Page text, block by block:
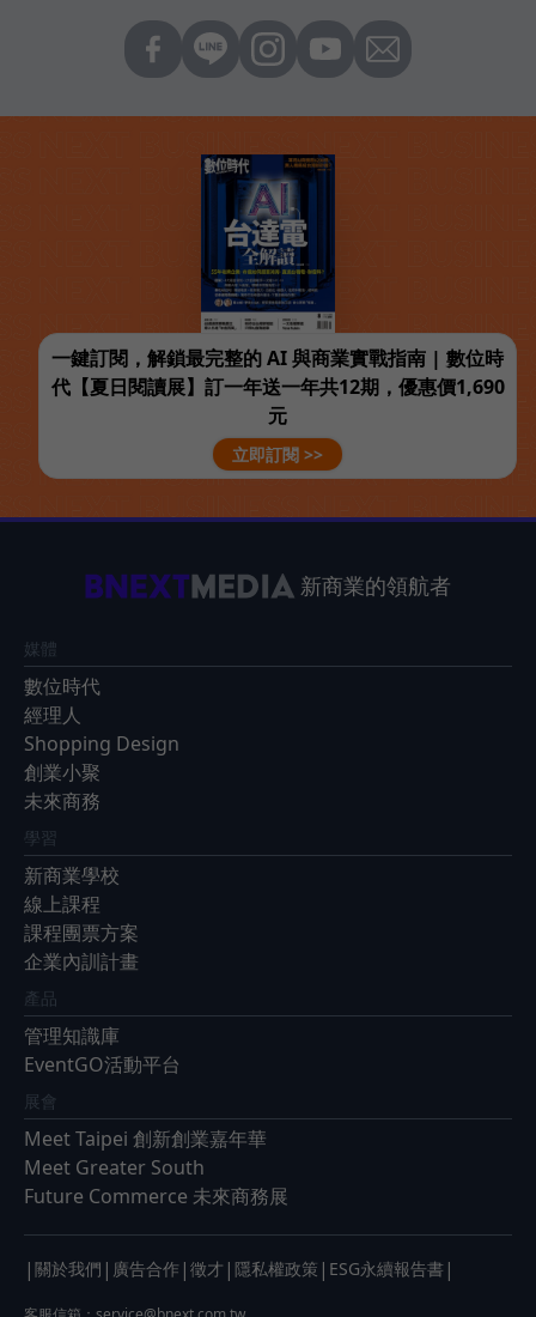
一鍵訂閱，解鎖最完整的 AI 與商業實戰指南 | 數位時
代【夏日閱讀展】訂一年送一年共12期，優惠價1,690
元
立即訂閱 >>
新商業的領航者
媒體
數位時代
經理人
Shopping Design
創業小聚
未來商務
學習
新商業學校
線上課程
課程團票方案
企業內訓計畫
產品
管理知識庫
EventGO活動平台
展會
Meet Taipei 創新創業嘉年華
Meet Greater South
Future Commerce 未來商務展
| 關於我們 | 廣告合作 | 徵才 | 隱私權政策 | ESG永續報告書 |